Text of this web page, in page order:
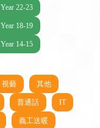
Year 22-23
Year 18-19
Year 14-15
視藝 其他
普通話 IT
義工送暖